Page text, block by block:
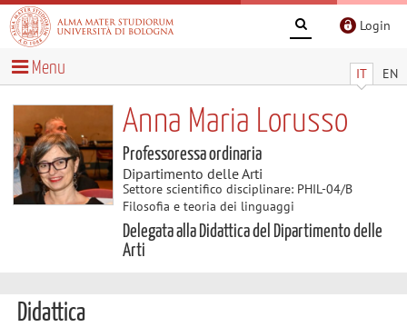
Login
IT EN
Menu
Anna Maria Lorusso
Professoressa ordinaria
Dipartimento delle Arti
Settore scientifico disciplinare: PHIL-04/B
Filosofia e teoria dei linguaggi
Delegata alla Didattica del Dipartimento delle
Arti
Didattica